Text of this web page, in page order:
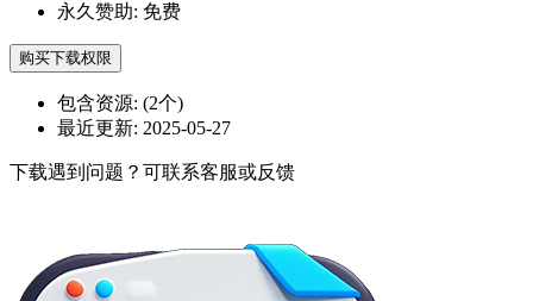
永久赞助: 免费
购买下载权限
包含资源: (2个)
最近更新: 2025-05-27
下载遇到问题？可联系客服或反馈